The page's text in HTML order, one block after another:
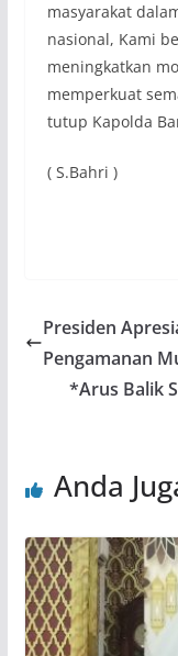
masyarakat
nasional, Kami
meningkatkan
memperkuat
tutup Kapolda
( S.Bahri )
Presiden
Pengamanan
*Arus Balik
Anda